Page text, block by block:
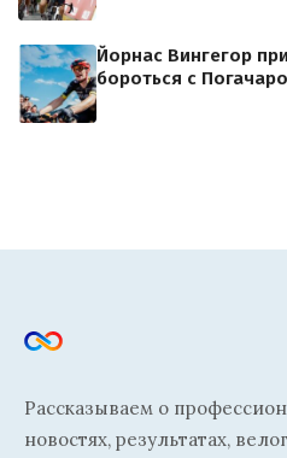
Йорнас Вингегор
бороться с
Рассказываем о
новостях, результатах,